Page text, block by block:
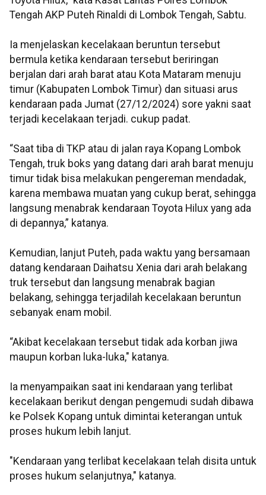
Tengah AKP Puteh Rinaldi di Lombok Tengah, Sabtu.
Ia menjelaskan kecelakaan beruntun tersebut
bermula ketika kendaraan tersebut beriringan
berjalan dari arah barat atau Kota Mataram menuju
timur (Kabupaten Lombok Timur) dan situasi arus
kendaraan pada Jumat (27/12/2024) sore yakni saat
terjadi kecelakaan terjadi. cukup padat.
“Saat tiba di TKP atau di jalan raya Kopang Lombok
Tengah, truk boks yang datang dari arah barat menuju
timur tidak bisa melakukan pengereman mendadak,
karena membawa muatan yang cukup berat, sehingga
langsung menabrak kendaraan Toyota Hilux yang ada
di depannya,” katanya.
Kemudian, lanjut Puteh, pada waktu yang bersamaan
datang kendaraan Daihatsu Xenia dari arah belakang
truk tersebut dan langsung menabrak bagian
belakang, sehingga terjadilah kecelakaan beruntun
sebanyak enam mobil.
“Akibat kecelakaan tersebut tidak ada korban jiwa
maupun korban luka-luka," katanya.
Ia menyampaikan saat ini kendaraan yang terlibat
kecelakaan berikut dengan pengemudi sudah dibawa
ke Polsek Kopang untuk dimintai keterangan untuk
proses hukum lebih lanjut.
"Kendaraan yang terlibat kecelakaan telah disita untuk
proses hukum selanjutnya," katanya.